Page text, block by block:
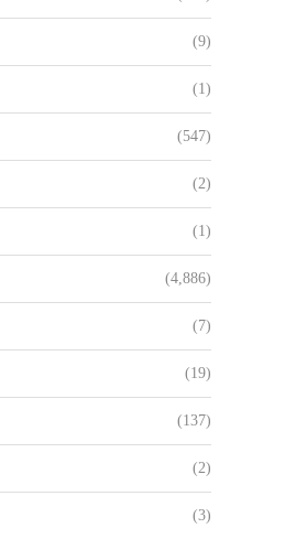
(9)
(1)
(547)
(2)
(1)
(4,886)
(7)
(19)
(137)
(2)
(3)